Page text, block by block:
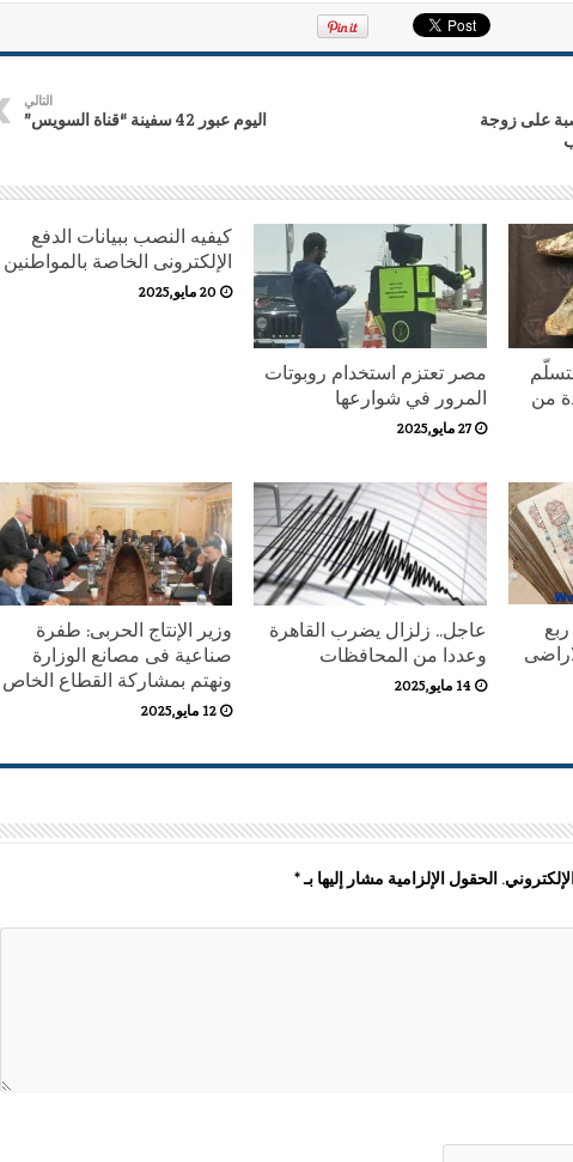
أيام لنصبة على زوجة
التالي
اليوم عبور 42 سفينة “قناة السويس”
من
مصر تعتزم استخدام روبوتات
المرور في شوارعها
27 مايو,2025
كيفيه النصب ببيانات الدفع
الإلكترونى الخاصة بالمواطنين
20 مايو,2025
عاجل.. زلزال يضرب القاهرة
وعددا من المحافظات
14 مايو,2025
وزير الإنتاج الحربى: طفرة
صناعية فى مصانع الوزارة
ونهتم بمشاركة القطاع الخاص
12 مايو,2025
الحقول الإلزامية مشار إليها بـ*